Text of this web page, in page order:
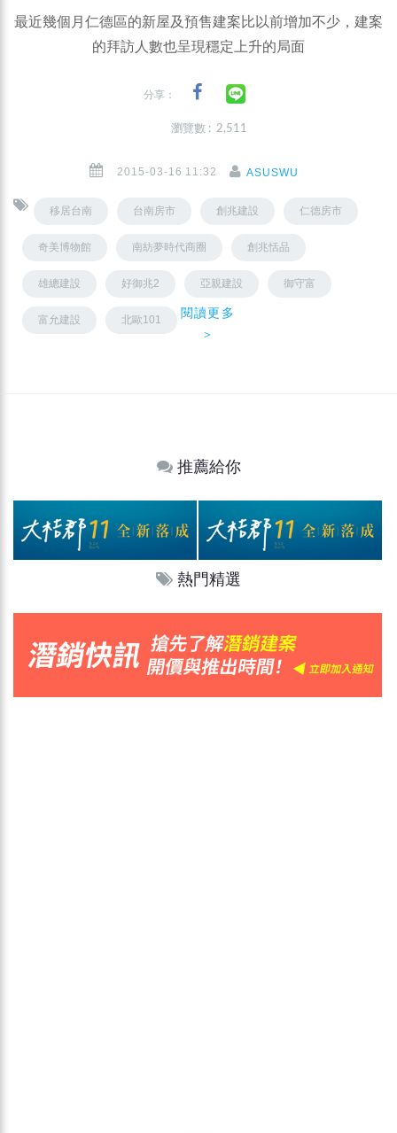
最近幾個月仁德區的新屋及預售建案比以前增加不少，建案
的拜訪人數也呈現穩定上升的局面
分享：
瀏覽數 : 2,511
2015-03-16 11:32 ASUSWU
移居台南 台南房市 創兆建設 仁德房市
奇美博物館 南紡夢時代商圈 創兆恬品
雄總建設 好御兆2 亞親建設 御守富
富允建設 北歐101
閱讀更多
＞
推薦給你
熱門精選